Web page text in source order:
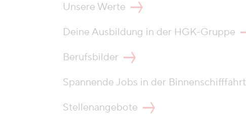
Unsere Werte
Deine Ausbildung in der HGK-Gruppe
Berufsbilder
Spannende Jobs in der Binnenschifffahrt
Stellenangebote